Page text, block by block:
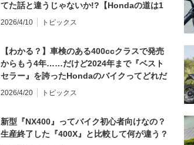
てた話と違うじゃないか!?【Hondaの道は1
日にしてならず／CB1000F ①第一印象 編】
2026/4/10 トピックス
【わかる？】車検のある400ccクラスで発売
からもう4年……だけど2024年まで『ベスト
セラー』を誇ったHondaのバイクってどれだ
と思う？
2026/4/20 トピックス
新型『NX400』ってバイク初心者向けなの？
生産終了した『400X』と比較して何が違う？